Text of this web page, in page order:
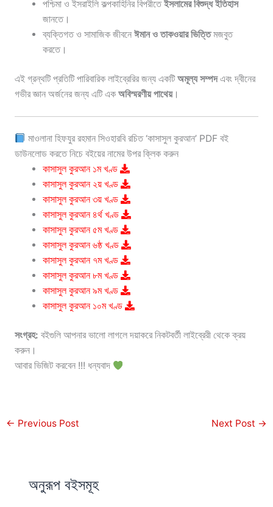
পশ্চিমা ও ইসরাইলি কল্পকাহিনির বিপরীতেইসলামের বিশুদ্ধ ইতিহাস
জানতে।
ব্যক্তিগত ও সামাজিক জীবনেঈমান ও তাকওয়ার ভিত্তিমজবুত
করতে।
এই গ্রন্থটি প্রতিটি পারিবারিক লাইব্রেরির জন্য একটিঅমূল্য সম্পদএবং দ্বীনের
গভীর জ্ঞান অর্জনের জন্য এটি এক অবিস্মরণীয় পাথেয়।
মাওলানা হিফযুর রহমান সিওহারবি রচিত ‘কাসাসুল কুরআন’ PDF বই
ডাউনলোড করতে নিচে বইয়ের নামের উপর ক্লিক করুন
কাসাসুল কুরআন ১ম খণ্ড
কাসাসুল কুরআন ২য় খণ্ড
কাসাসুল কুরআন ৩য় খণ্ড
কাসাসুল কুরআন ৪র্থ খণ্ড
কাসাসুল কুরআন ৫ম খণ্ড
কাসাসুল কুরআন ৬ষ্ঠ খণ্ড
কাসাসুল কুরআন ৭ম খণ্ড
কাসাসুল কুরআন ৮ম খণ্ড
কাসাসুল কুরআন ৯ম খণ্ড
কাসাসুল কুরআন ১০ম খণ্ড
সংগ্রহ: বইগুলি আপনার ভালো লাগলে দয়াকরে নিকটবর্তী লাইব্রেরী থেকে ক্রয়
করুন।
আবার ভিজিট করবেন !!! ধন্যবাদ
← Previous Post Next Post →
অনুরূপ বইসমূহ